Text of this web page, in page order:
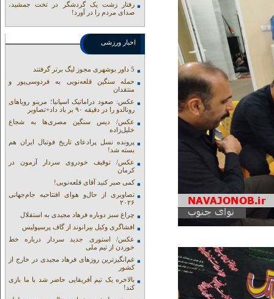
رفتار زشت یک گردشگر در تخت جمشید،
صدای مردم را در آورد!
اخبار ورزشی
5 داور بوشهری مجوز لیگ برتر گرفتند
حمله سنگین قلعه‌نویی به فردوسی‌پور و
منتقدان
عکس: صعود دراماتیک اسپانیا؛ مرینو رویاهای
رونالدو را در دقیقه ۹۰ بر باد داد+تصاویر
عکس/ دیس سنگین مصری‌ها به شجاع
خلیل‌زاده
پرونده نسل پرادعای تاریخ فوتبال ایران هم
بسته شد!
عکس/ توقیف خودروی سردار آزمون در
کرمان
کمی صبر کنید آقای قلعه‌نویی!
تصاویری از حال‌و هوای افتتاحیه جام‌جهانی
۲۰۲۶
چراغ سبز دوباره فرهاد مجیدی به استقلال
افشاگری وکیل بیرانوند از گاف‌ پرسپولیس
عکس/ استوری جدید سردار درباره خط
خوردن از تیم ملی
غم‌انگیزترین روزهای فرهاد مجیدی در خارج از
کشور
بالاخره یک تیم آفریقایی حاضر شد با ما بازی
کند!